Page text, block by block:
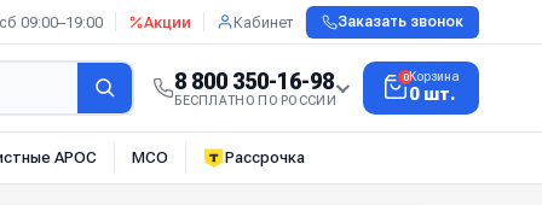
09:00–19:00 Акции Кабинет Заказать звонок
8 800 350-16-98
БЕСПЛАТНО ПО РОССИИ
0Корзина
0 шт.
АРОС МСО Рассрочка